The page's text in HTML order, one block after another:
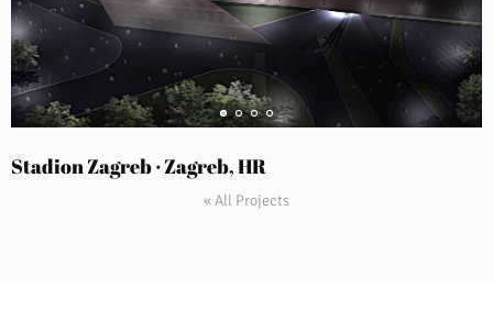
Stadion Zagreb · Zagreb, HR
« All Projects